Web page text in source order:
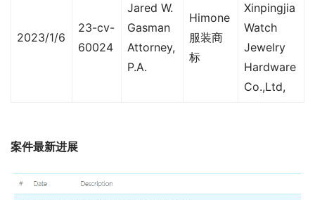
2023/1/6
23-cv-
60024
Jared W.
Gasman
Attorney,
P.A.
Himone
服装商
标
Xinpingjia
Watch
Jewelry
Hardware
Co.,Ltd,
案件最新进展